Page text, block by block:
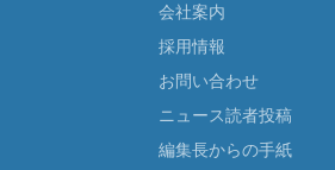
会社案内
採用情報
お問い合わせ
ニュース読者投稿
編集長からの手紙